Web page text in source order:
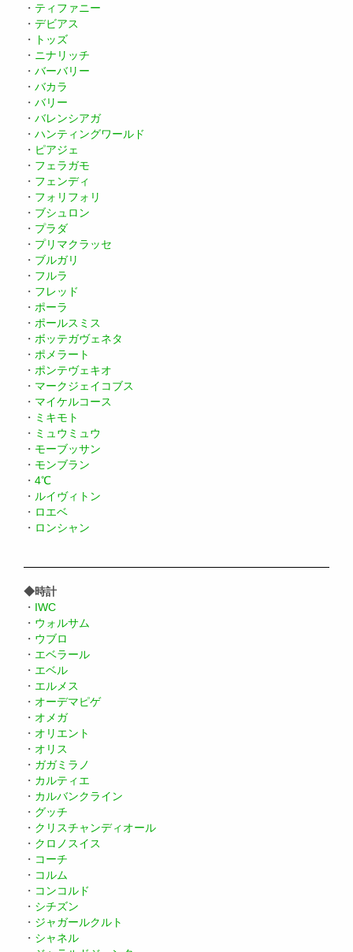
・ ティファニー
・ デビアス
・
トッズ
・ ニナリッチ
・ バーバリー
・ バカラ
・ バリー
・ バレンシアガ
・ ハンティングワールド
・ ピアジェ
・ フェラガモ
・ フェンディ
・ フォリフォリ
・ ブシュロン
・ プラダ
・ プリマクラッセ
・ ブルガリ
・ フルラ
・ フレッド
・ ポーラ
・ ポールスミス
・ ボッテガヴェネタ
・ ポメラート
・ ポンテヴェキオ
・ マークジェイコブス
・ マイケルコース
・ ミキモト
・ ミュウミュウ
・ モーブッサン
・ モンブラン
・ 4℃
・ ルイヴィトン
・ ロエベ
・ ロンシャン
◆時計
・ IWC
・ ウォルサム
・ ウブロ
・ エベラール
・ エベル
・ エルメス
・ オーデマピゲ
・ オメガ
・ オリエント
・ オリス
・ ガガミラノ
・ カルティエ
・ カルバンクライン
・ グッチ
・ クリスチャンディオール
・ クロノスイス
・ コーチ
・ コルム
・ コンコルド
・ シチズン
・ ジャガールクルト
・ シャネル